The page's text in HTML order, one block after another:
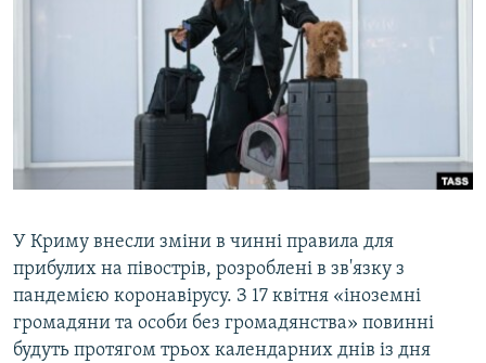
ВІДЕОУРОКИ «ELIFBE»
СВІДЧЕННЯ ОКУПАЦІЇ
УКРАЇНСЬКА ПРОБЛЕМА КРИМУ
ЯК ОБІЙТИ БЛОКУВАННЯ
Qırımtatar
Усі сайти RFE/RL
У Криму внесли зміни в чинні правила для
прибулих на півострів, розроблені в зв'язку з
пандемією коронавірусу. З 17 квітня «іноземні
громадяни та особи без громадянства» повинні
будуть протягом трьох календарних днів із дня